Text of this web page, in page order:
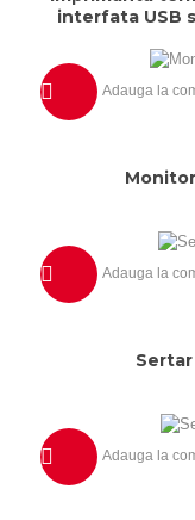
interfata USB
Adauga la
Adauga la
Adauga la